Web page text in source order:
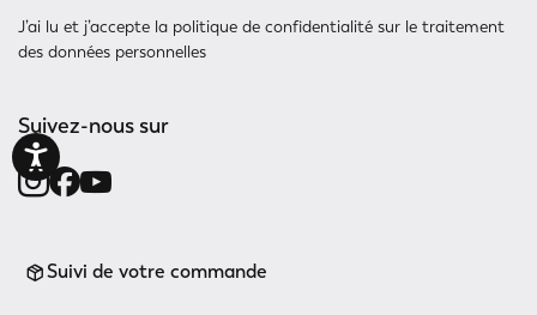
J’ai lu et j’accepte la politique de confidentialité sur le traitement
des données personnelles
Suivez-nous sur
Suivi de votre commande